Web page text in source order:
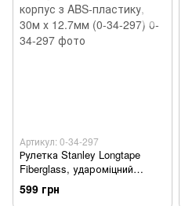
Артикул: 0-34-297
Рулетка Stanley Longtape
Fiberglass, удароміцний
корпус з ABS-пластику, 30м х
12.7мм (0-34-297)
599 грн